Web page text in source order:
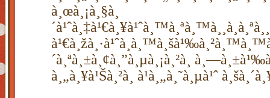
à¸œà¸¡à¸§à¸
´à¸ªà¸±à¸¢à¸”à¸µà¸¡à¸²à¸
à¸„à¸¥à¹Šà¸²à¸ à¹à¸„à¸˜à¸µà¹ˆ